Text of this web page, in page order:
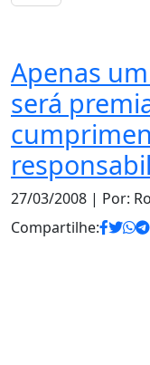
Apenas
será
27/03/2008 | Por:
Compartilhe: